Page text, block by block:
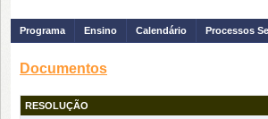
Programa Ensino Calendário Processos
Documentos
RESOLUÇÃO